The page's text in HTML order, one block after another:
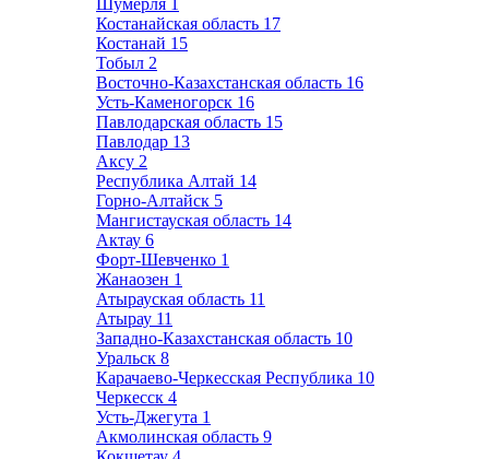
Шумерля 1
Костанайская область 17
Костанай 15
Тобыл 2
Восточно-Казахстанская область 16
Усть-Каменогорск 16
Павлодарская область 15
Павлодар 13
Аксу 2
Республика Алтай 14
Горно-Алтайск 5
Мангистауская область 14
Актау 6
Форт-Шевченко 1
Жанаозен 1
Атырауская область 11
Атырау 11
Западно-Казахстанская область 10
Уральск 8
Карачаево-Черкесская Республика 10
Черкесск 4
Усть-Джегута 1
Акмолинская область 9